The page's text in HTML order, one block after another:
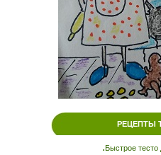
РЕЦЕПТЫ
. Быстрое